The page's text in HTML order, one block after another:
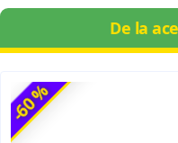
De la
-60 %